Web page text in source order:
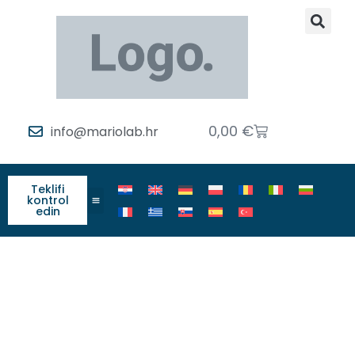
info@mariolab.hr 0,00 €
Teklifi
kontrol
edin